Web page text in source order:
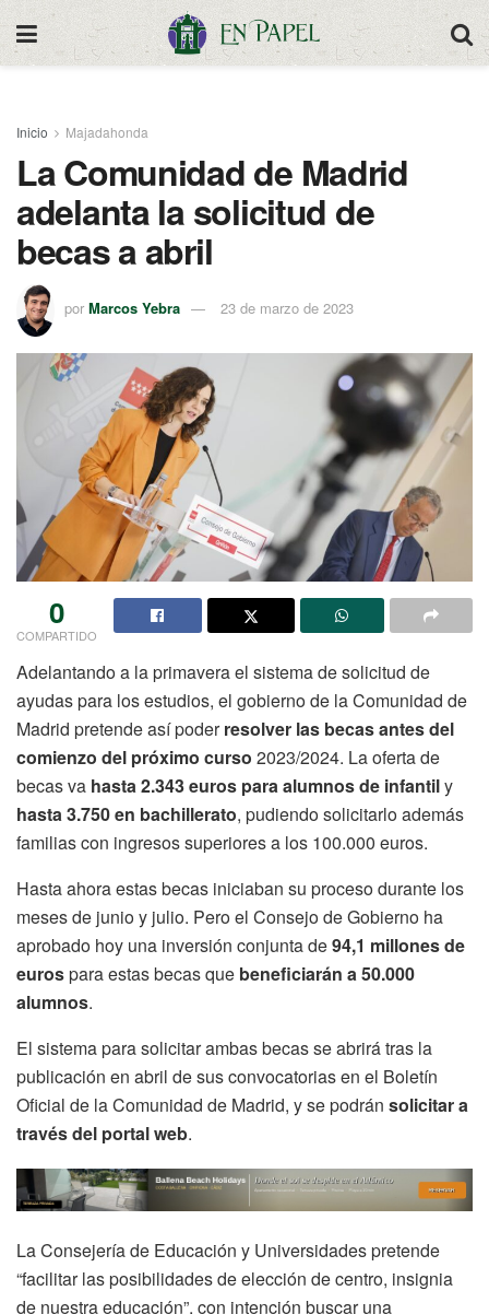
Inicio Majadahonda
La Comunidad de Madrid
adelanta la solicitud de
becas a abril
por Marcos Yebra 23 de marzo de 2023
0
COMPARTIDO
Adelantando a la primavera el sistema de solicitud de
ayudas para los estudios, el gobierno de la Comunidad de
Madrid pretende así poderresolver las becas antes del
comienzo del próximo curso 2023/2024. La oferta de
becas va hasta 2.343 euros para alumnos de infantily
hasta 3.750 en bachillerato, pudiendo solicitarlo además
familias con ingresos superiores a los 100.000 euros.
Hasta ahora estas becas iniciaban su proceso durante los
meses de junio y julio. Pero el Consejo de Gobierno ha
aprobado hoy una inversión conjunta de94,1 millones de
eurospara estas becas que beneficiarán a 50.000
alumnos.
El sistema para solicitar ambas becas se abrirá tras la
publicación en abril de sus convocatorias en el Boletín
Oficial de la Comunidad de Madrid, y se podrán solicitar a
través del portal web.
La Consejería de Educación y Universidades pretende
“facilitar las posibilidades de elección de centro, insignia
de nuestra educación”, con intención buscar una